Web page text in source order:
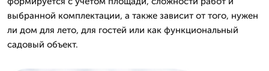
выбранной комплектации, а также зависит от того, нужен
ли дом для лето, для гостей или как функциональный
садовый объект.